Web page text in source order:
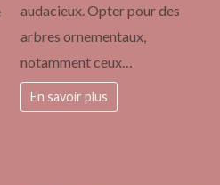
audacieux. Opter pour des
arbres ornementaux,
notamment ceux…
En savoir plus